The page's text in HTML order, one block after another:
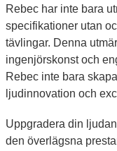
Rebec har inte bara
specifikationer utan
tävlingar. Denna
ingenjörskonst och
Rebec inte bara
ljudinnovation och
Uppgradera din
den överlägsna